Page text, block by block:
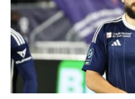
des
Girondins
de
Bordeaux
ira
à
l’Euro